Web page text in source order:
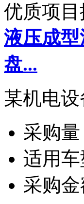
优质项目
液压成
盘...
某机电设
采购量
适用车
采购金